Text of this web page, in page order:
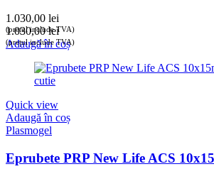
1.030,00 lei
(prețul include TVA)
1.030,00lei
(prețul include TVA)
Adaugă în coș
Quick view
Adaugă în coș
Plasmogel
Eprubete PRP New Life ACS